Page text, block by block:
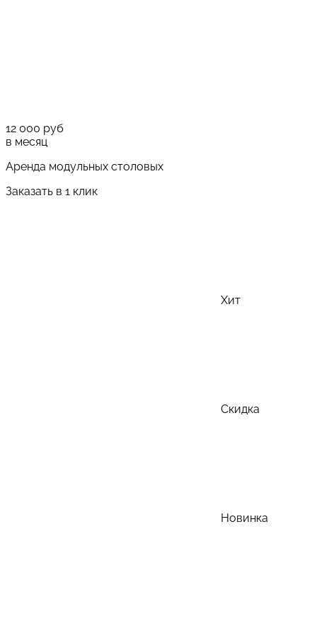
12 000 руб
в месяц
Аренда модульных столовых
Заказать в 1 клик
Хит
Скидка
Новинка